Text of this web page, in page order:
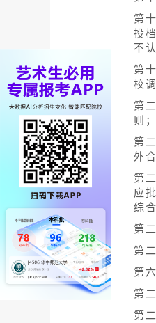
第
投
不
第
校
第
则
第
外
第
应
综
第
第
第
第
第